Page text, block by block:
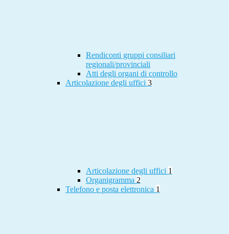
Rendiconti gruppi consiliari
regionali/provinciali
Atti degli organi di controllo
Articolazione degli uffici 3
Articolazione degli uffici 1
Organigramma 2
Telefono e posta elettronica 1